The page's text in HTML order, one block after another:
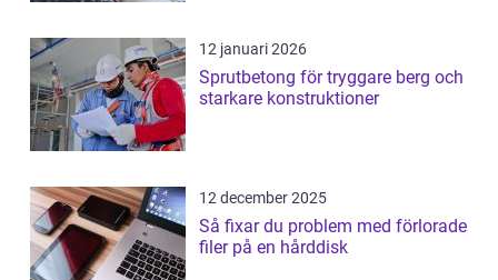
12 januari 2026
Sprutbetong för tryggare berg och
starkare konstruktioner
12 december 2025
Så fixar du problem med förlorade
filer på en hårddisk